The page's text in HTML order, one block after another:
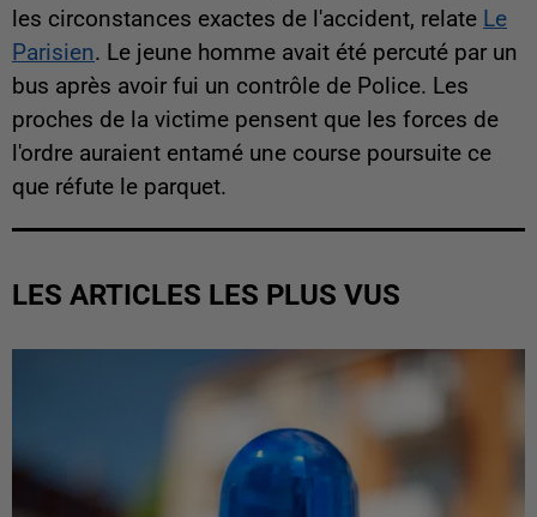
les circonstances exactes de l'accident, relate Le
Parisien. Le jeune homme avait été percuté par un
bus après avoir fui un contrôle de Police. Les
proches de la victime pensent que les forces de
l'ordre auraient entamé une course poursuite ce
que réfute le parquet.
LES ARTICLES LES PLUS VUS